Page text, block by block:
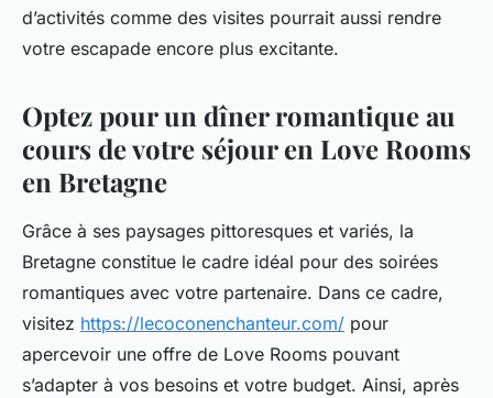
Elsa•23 septembre 2024 •3 min de lecture
d’activités comme des visites pourrait aussi rendre
votre escapade encore plus excitante.
Optez pour un dîner romantique au
cours de votre séjour en Love Rooms
en Bretagne
Grâce à ses paysages pittoresques et variés, la
Bretagne constitue le cadre idéal pour des soirées
romantiques avec votre partenaire. Dans ce cadre,
visitez https://lecoconenchanteur.com/ pour
apercevoir une offre de Love Rooms pouvant
s’adapter à vos besoins et votre budget. Ainsi, après